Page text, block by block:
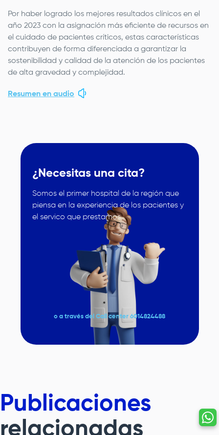
Por haber logrado los mejores resultados clínicos en el
año 2023 con la asignación más eficiente de recursos en
el cuidado de pacientes críticos, estas características
contribuyen de forma diferenciada a garantizar la
sostenibilidad y calidad de la atención de los pacientes
de alta gravedad y complejidad.
Resumen en audio
¿Necesitas una cita?
Somos el primer hospital de la región que
piensa en la experiencia de los pacientes y
el servico que prestamos.
o a través del Call center 6014824488
Publicaciones
relacionadas